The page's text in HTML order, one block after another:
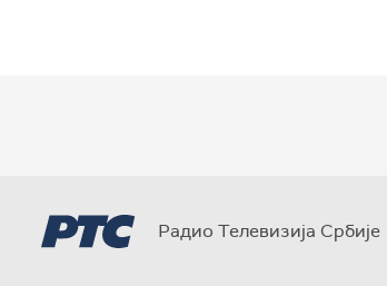
Радио Телевизија Србије